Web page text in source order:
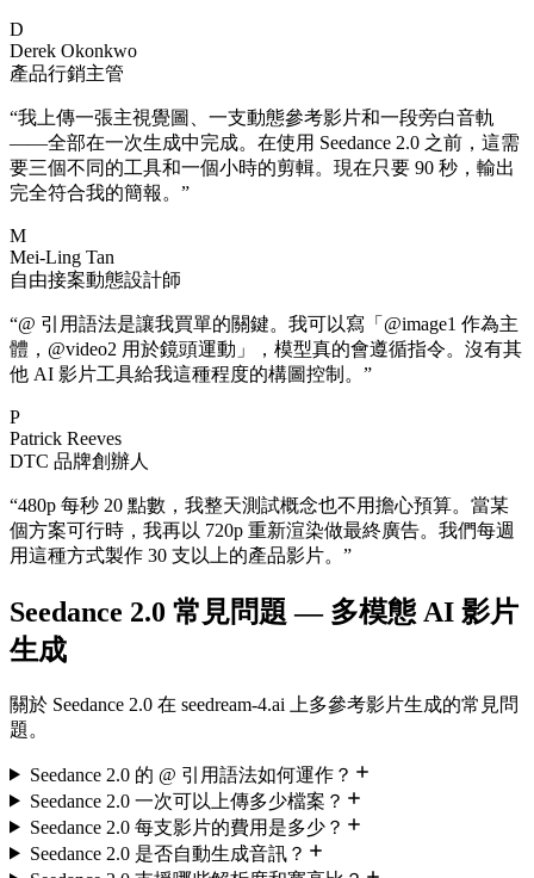
D
Derek Okonkwo
產品行銷主管
“我上傳一張主視覺圖、一支動態參考影片和一段旁白音軌
——全部在一次生成中完成。在使用 Seedance 2.0 之前，這需
要三個不同的工具和一個小時的剪輯。現在只要 90 秒，輸出
完全符合我的簡報。 ”
M
Mei-Ling Tan
自由接案動態設計師
“@ 引用語法是讓我買單的關鍵。我可以寫「@image1 作為主
體，@video2 用於鏡頭運動」，模型真的會遵循指令。沒有其
他 AI 影片工具給我這種程度的構圖控制。 ”
P
Patrick Reeves
DTC 品牌創辦人
“480p 每秒 20 點數，我整天測試概念也不用擔心預算。當某
個方案可行時，我再以 720p 重新渲染做最終廣告。我們每週
用這種方式製作 30 支以上的產品影片。 ”
Seedance 2.0 常見問題 — 多模態 AI 影片
生成
關於 Seedance 2.0 在 seedream-4.ai 上多參考影片生成的常見問
題。
Seedance 2.0 的 @ 引用語法如何運作？
Seedance 2.0 一次可以上傳多少檔案？
Seedance 2.0 每支影片的費用是多少？
Seedance 2.0 是否自動生成音訊？